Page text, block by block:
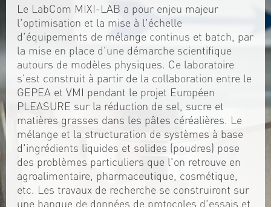
Le LabCom MIXI-LAB a pour enjeu majeur
l'optimisation et la mise à l'échelle
d'équipements de mélange continus et batch, par
la mise en place d'une démarche scientifique
autours de modèles physiques. Ce laboratoire
s'est construit à partir de la collaboration entre le
GEPEA et VMI pendant le projet Européen
PLEASURE sur la réduction de sel, sucre et
matières grasses dans les pâtes céréalières. Le
mélange et la structuration de systèmes à base
d'ingrédients liquides et solides (poudres) pose
des problèmes particuliers que l'on retrouve en
agroalimentaire, pharmaceutique, cosmétique,
etc. Les travaux de recherche se construiront sur
une banque de données de protocoles d'essais et